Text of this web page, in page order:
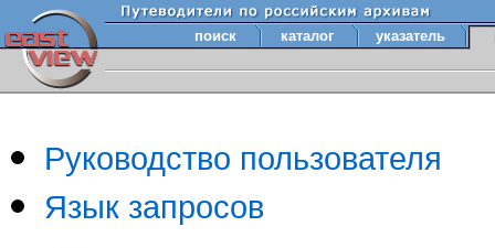
поиск каталог указатель
Руководство пользователя
Язык запросов